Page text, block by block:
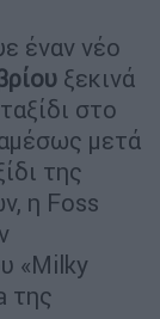
έναν νέο
ξεκινά
στο
μετά
της
η Foss
«Milky
της